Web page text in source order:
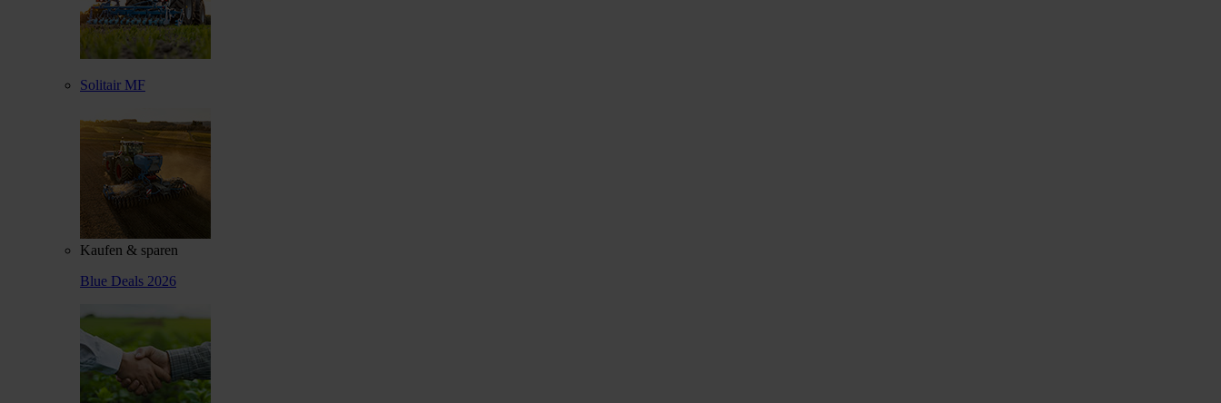
Solitair MF
Kaufen & sparen
Blue Deals 2026